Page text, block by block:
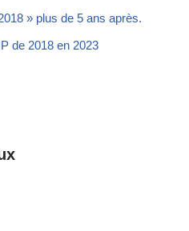
» plus de 5 ans après.
de 2018 en 2023